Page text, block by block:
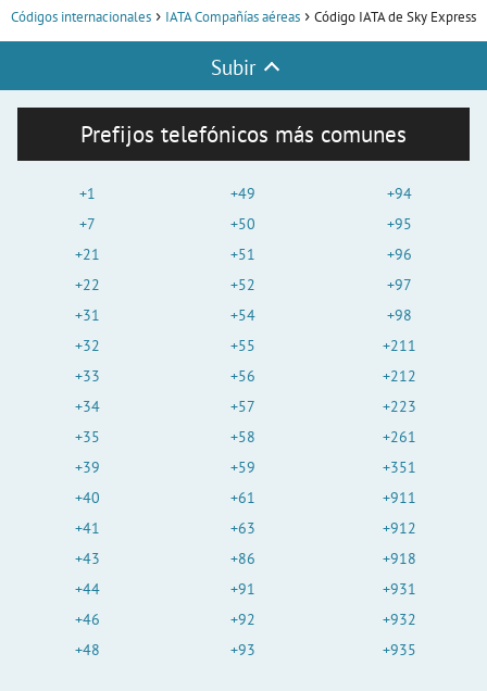
Códigos internacionales IATA Compañías aéreas Código IATA de Sky Express
Subir
Prefijos telefónicos más comunes
+1
+7
+21
+22
+31
+32
+33
+34
+35
+39
+40
+41
+43
+44
+46
+48
+49
+50
+51
+52
+54
+55
+56
+57
+58
+59
+61
+63
+86
+91
+92
+93
+94
+95
+96
+97
+98
+211
+212
+223
+261
+351
+911
+912
+918
+931
+932
+935